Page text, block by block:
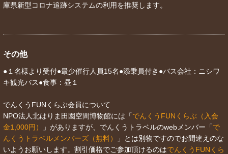
庫県新型コロナ追跡システムの利用を推奨します。
その他
●１名様より受付●最少催行人員15名●添乗員付き●バス会社：ニシワ
キ観光バス●食事：昼１
でんくうFUNくらぶ会員について
NPO法人北はりま田園空間博物館には「でんくうFUNくらぶ（入会
金1,000円）
」がありますが、でんくうトラベルのwebメンバー「で
んくうトラベルメンバーズ（無料）
」とは別物ですのでお間違えのな
いようお願いします。割引価格でご参加頂けるのはでんくうFUNくら